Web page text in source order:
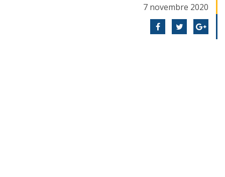
7 novembre 2020